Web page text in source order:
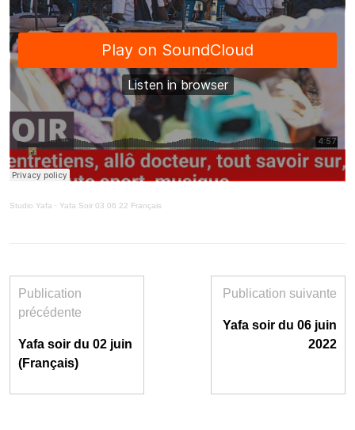
Studio Yafa · Yafa Soir 03 06 22 Français
Publication
précédente
Yafa soir du 02 juin
(Français)
Publication suivante
Yafa soir du 06 juin
2022